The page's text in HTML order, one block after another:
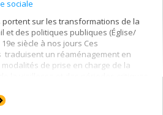
sans bornes.
sociale
portent sur les transformations de la
et des politiques publiques (Église/
siècle à nos jours Ces
un réaménagement en
de prise en charge de la
cette perspective, vaste projet en
sur "Biographies et solidarités
Quelques sujets abordés dans